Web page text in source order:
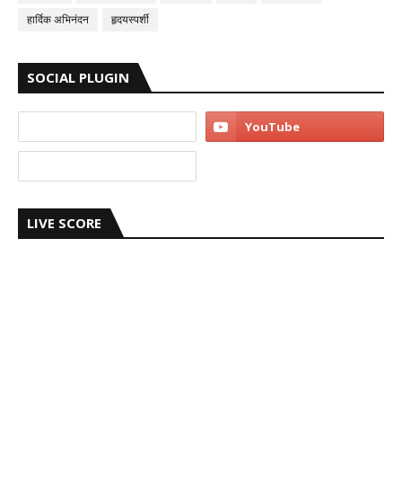
हार्दिक अभिनंदन
हृदयस्पर्शी
SOCIAL PLUGIN
LIVE SCORE